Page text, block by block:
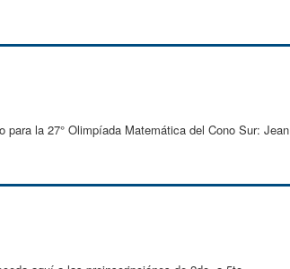
la 27° Olimpíada Matemática del Cono Sur: Jean